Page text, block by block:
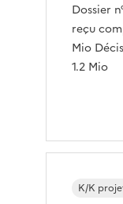
Dossier
reçu
Mio
1.2 Mio
K/K